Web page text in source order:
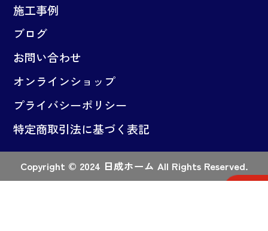
施工事例
ブログ
お問い合わせ
オンラインショップ
プライバシーポリシー
特定商取引法に基づく表記
Copyright © 2024 日成ホーム All Rights Reserved.